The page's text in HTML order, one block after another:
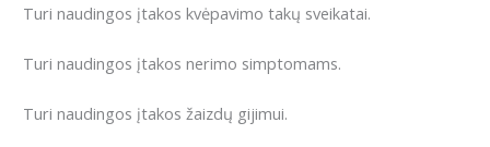
Turi naudingos įtakos kvėpavimo takų sveikatai.
Turi naudingos įtakos nerimo simptomams.
Turi naudingos įtakos žaizdų gijimui.